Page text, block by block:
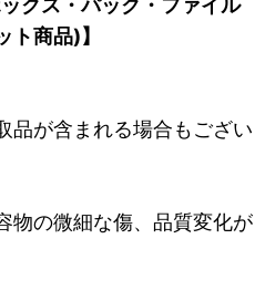
ト商品)】
品が含まれる場合もござい
物の微細な傷、品質変化が